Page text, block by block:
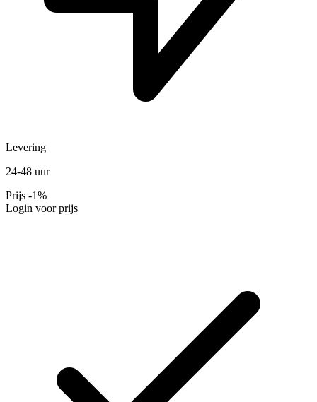
Levering
24-48 uur
Prijs -1%
Login voor prijs